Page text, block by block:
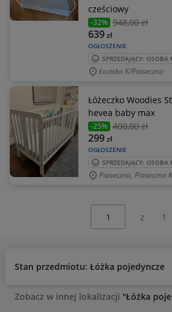
cześciowy
-32% 948,00 zł
OGŁOSZENIE
639zł
SPRZEDAJĄCY: OSOBA
Łoziska K/Piaseczna
Łóżeczko Woodies
hevea baby max
-25% 400,00 zł
OGŁOSZENIE
299zł
SPRZEDAJĄCY: OSOBA
Piaseczno, Piaseczno
z 1
Stan przedmiotu: Łóżka pojedyncze
Zobacz w innej lokalizacji "Łóżka